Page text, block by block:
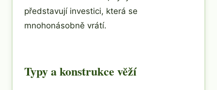
představují investici, která se
mnohonásobně vrátí.
Typy a konstrukce věží